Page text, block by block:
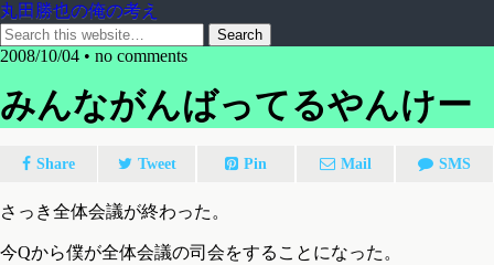
丸田勝也の俺の考え
2008/10/04 • no comments
みんながんばってるやんけー
Share Tweet Pin Mail SMS
さっき全体会議が終わった。
今Qから僕が全体会議の司会をすることになった。